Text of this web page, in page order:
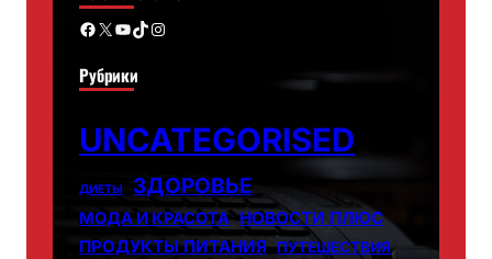
Facebook X YouTube TikTok Instagram
Рубрики
UNCATEGORISED
ДИЕТЫ ЗДОРОВЬЕ
МОДА И КРАСОТА НОВОСТИ ПЛЮС
ПРОДУКТЫ ПИТАНИЯ ПУТЕШЕСТВИЯ